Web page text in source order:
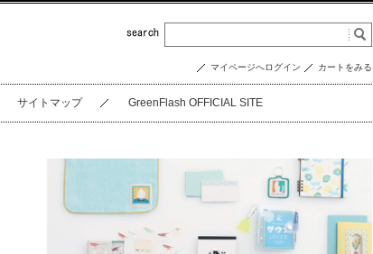
マイページへログイン カートをみる
サイトマップ GreenFlash OFFICIAL SITE